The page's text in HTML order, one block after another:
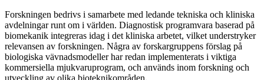
Forskningen bedrivs i samarbete med ledande tekniska och kliniska
avdelningar runt om i världen. Diagnostisk programvara baserad på
biomekanik integreras idag i det kliniska arbetet, vilket understryker
relevansen av forskningen. Några av forskargruppens förslag på
biologiska vävnadsmodeller har redan implementerats i viktiga
kommersiella mjukvaruprogram, och används inom forskning och
utveckling av olika bioteknikområden.